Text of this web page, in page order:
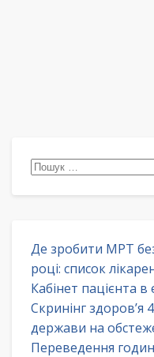
Пошук:
Де зробити МРТ
році: список
Кабінет пацієнта
Скринінг здоров’я
держави на
Переведення